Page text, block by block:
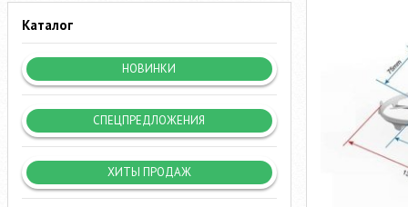
Каталог
НОВИНКИ
СПЕЦПРЕДЛОЖЕНИЯ
ХИТЫ ПРОДАЖ